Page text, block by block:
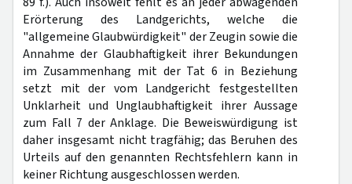
Erörterung des Landgerichts, welche die
"allgemeine Glaubwürdigkeit" der Zeugin sowie die
Annahme der Glaubhaftigkeit ihrer Bekundungen
im Zusammenhang mit der Tat 6 in Beziehung
setzt mit der vom Landgericht festgestellten
Unklarheit und Unglaubhaftigkeit ihrer Aussage
zum Fall 7 der Anklage. Die Beweiswürdigung ist
daher insgesamt nicht tragfähig; das Beruhen des
Urteils auf den genannten Rechtsfehlern kann in
keiner Richtung ausgeschlossen werden.